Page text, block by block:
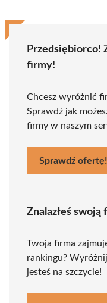
Przedsiębiorco!
firmy!
Chcesz wyróżnić
Sprawdź jak
firmy w naszym
Sprawdź ofertę!
Znalazłeś
Twoja firma
rankingu?
jesteś na szczycie!